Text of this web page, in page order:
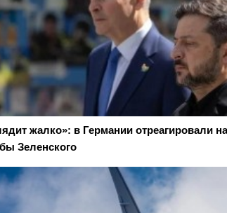
жалко»: в Германии отреагировали на
Зеленского